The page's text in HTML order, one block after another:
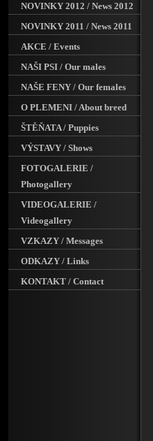
NOVINKY 2012 / News 2012
NOVINKY 2011 / News 2011
AKCE / Events
NAŠI PSI / Our males
NAŠE FENY / Our females
O PLEMENI / About breed
ŠTĚŇATA / Puppies
VÝSTAVY / Shows
FOTOGALERIE /
Photogallery
VIDEOGALERIE /
Videogallery
VZKAZY / Messages
ODKAZY / Links
KONTAKT / Contact